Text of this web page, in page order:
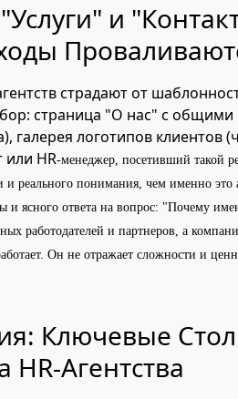
и
страдают от
страница "О нас" с
галерея логотипов клиентов
или HR-менеджер, посетивший такой
реального понимания, чем именно это
и ясного ответа на вопрос: "Почему
работодателей и партнеров, а
Он не отражает сложности и
Ключевые
Агентства